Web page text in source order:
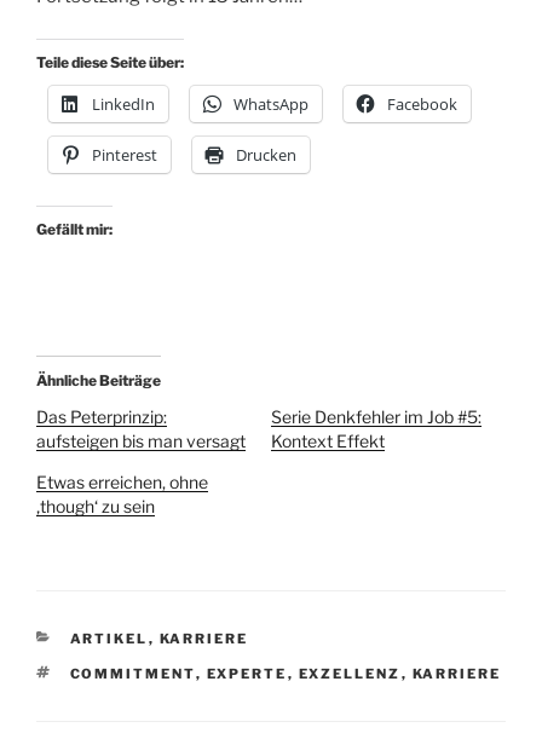
Teile diese Seite über:
LinkedIn WhatsApp Facebook
Pinterest Drucken
Gefällt mir:
Ähnliche Beiträge
Das Peterprinzip:
aufsteigen bis man versagt
Serie Denkfehler im Job #5:
Kontext Effekt
Etwas erreichen, ohne
‚though‘ zu sein
KATEGORIEN
ARTIKEL , KARRIERE
SCHLAGWÖRTER
COMMITMENT, EXPERTE , EXZELLENZ , KARRIERE